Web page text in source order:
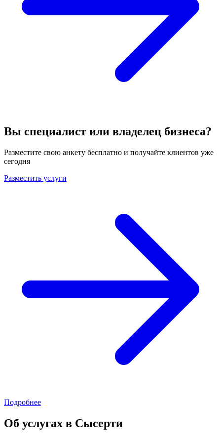
Вы специалист или владелец бизнеса?
Разместите свою анкету бесплатно и получайте клиентов уже
сегодня
Разместить услуги
Подробнее
Об услугах в Сысерти